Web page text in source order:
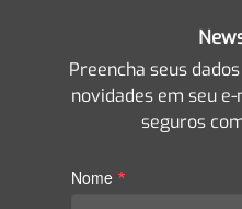
Preencha seus
novidades em seu
seguros
Nome *